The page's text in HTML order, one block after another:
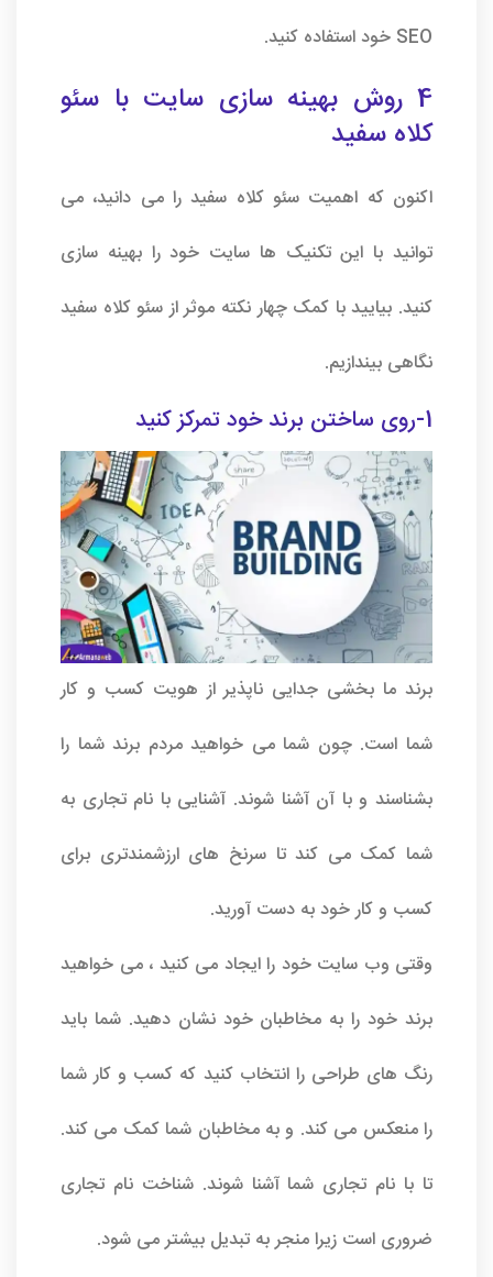
SEO خود استفاده کنید.
4 روش بهینه سازی سایت با سئو
کلاه سفید
اکنون که اهمیت سئو کلاه سفید را می دانید، می
توانید با این تکنیک ها سایت خود را بهینه سازی
کنید. بیایید با کمک چهار نکته موثر از سئو کلاه سفید
نگاهی بیندازیم.
1-روی ساختن برند خود تمرکز کنید
برند ما بخشی جدایی ناپذیر از هویت کسب و کار
شما است. چون شما می خواهید مردم برند شما را
بشناسند و با آن آشنا شوند. آشنایی با نام تجاری به
شما کمک می کند تا سرنخ های ارزشمندتری برای
کسب و کار خود به دست آورید.
وقتی وب سایت خود را ایجاد می کنید ، می خواهید
برند خود را به مخاطبان خود نشان دهید. شما باید
رنگ های طراحی را انتخاب کنید که کسب و کار شما
را منعکس می کند. و به مخاطبان شما کمک می کند.
تا با نام تجاری شما آشنا شوند. شناخت نام تجاری
ضروری است زیرا منجر به تبدیل بیشتر می شود.